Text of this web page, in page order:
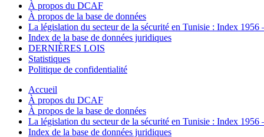
À propos du DCAF
À propos de la base de données
La législation du secteur de la sécurité en Tunisie : Index 1956
Index de la base de données juridiques
DERNIÈRES LOIS
Statistiques
Politique de confidentialité
Accueil
À propos du DCAF
À propos de la base de données
La législation du secteur de la sécurité en Tunisie : Index 1956
Index de la base de données juridiques